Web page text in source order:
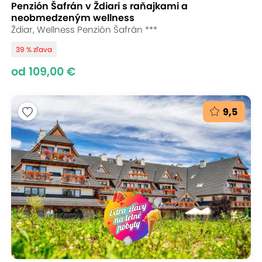
Penzión Šafrán v Ždiari s raňajkami a
neobmedzeným wellness
Ždiar, Wellness Penzión Šafrán ***
39 % zľava
od 109,00 €
9,5